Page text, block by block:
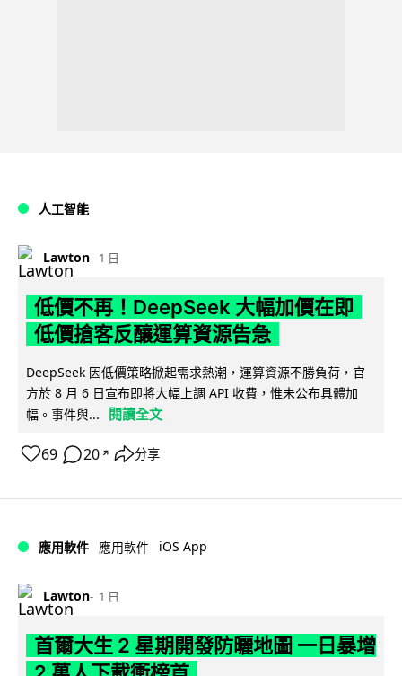
人工智能
Lawton 1 日
低價不再！DeepSeek 大幅加價在即
低價搶客反釀運算資源告急
DeepSeek 因低價策略掀起需求熱潮，運算資源不勝負荷，官
方於 8 月 6 日宣布即將大幅上調 API 收費，惟未公布具體加
幅。事件與...
閱讀全文
69 20 ↗ 分享
應用軟件 應用軟件 iOS App
Lawton 1 日
首爾大生 2 星期開發防曬地圖 一日暴增